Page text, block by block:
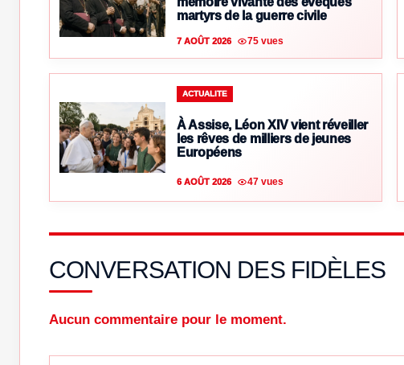
martyrs de la guerre civile
7 AOÛT 2026 75 vues
ACTUALITE
À Assise, Léon XIV vient réveiller
les rêves de milliers de jeunes
Européens
6 AOÛT 2026 47 vues
CONVERSATION DES FIDÈLES
Aucun commentaire pour le moment.